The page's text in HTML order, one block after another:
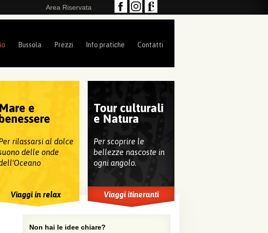
Area Riservata
Bussola Prezzi Info pratiche Contatti
Mare e
rilassarsi al dolce
delle onde
Viaggi in relax
Tour culturali
e Natura
Per scoprire le
bellezze nascoste in
ogni angolo.
Viaggi itineranti
Non hai le idee chiare?